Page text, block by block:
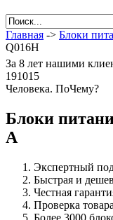
Главная -> Блоки
Q016H
За 8 лет нашими
191015
Человека. ПоЧему?
Блоки
A
Экспертный
Быстрая и
Честная
Проверка